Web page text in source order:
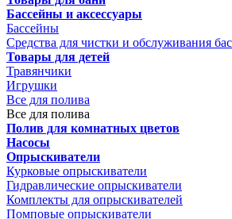
Бассейны и аксессуары
Бассейны
Средства для чистки и обслуживания
Товары для детей
Травянчики
Игрушки
Все для полива
Все для полива
Полив для комнатных цветов
Насосы
Опрыскиватели
Курковые опрыскиватели
Гидравлические опрыскиватели
Комплекты для опрыскивателей
Помповые опрыскиватели